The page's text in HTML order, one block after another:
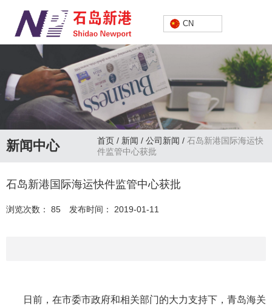
中文
CN
新闻中心 首页 / 新闻 / 公司新闻 / 石岛新港国际海运快
件监管中心获批
石岛新港国际海运快件监管中心获批
浏览次数： 85 发布时间： 2019-01-11
日前，在市委市政府和相关部门的大力支持下，青岛海关